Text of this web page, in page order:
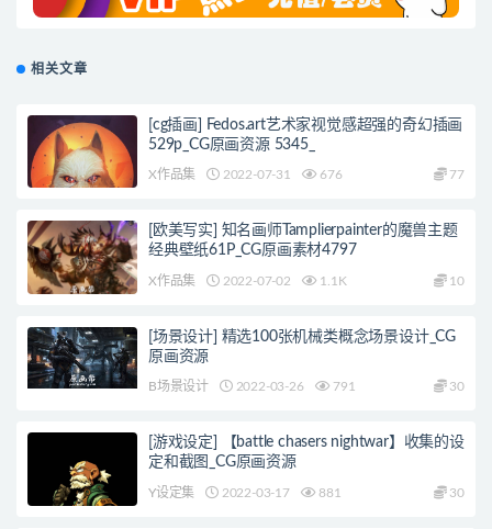
相关文章
[cg插画] Fedos.art艺术家视觉感超强的奇幻插画
529p_CG原画资源 5345_
X作品集 2022-07-31 676 77
[欧美写实] 知名画师Tamplierpainter的魔兽主题
经典壁纸61P_CG原画素材4797
X作品集 2022-07-02 1.1K 10
[场景设计] 精选100张机械类概念场景设计_CG
原画资源
B场景设计 2022-03-26 791 30
[游戏设定] 【battle chasers nightwar】收集的设
定和截图_CG原画资源
Y设定集 2022-03-17 881 30